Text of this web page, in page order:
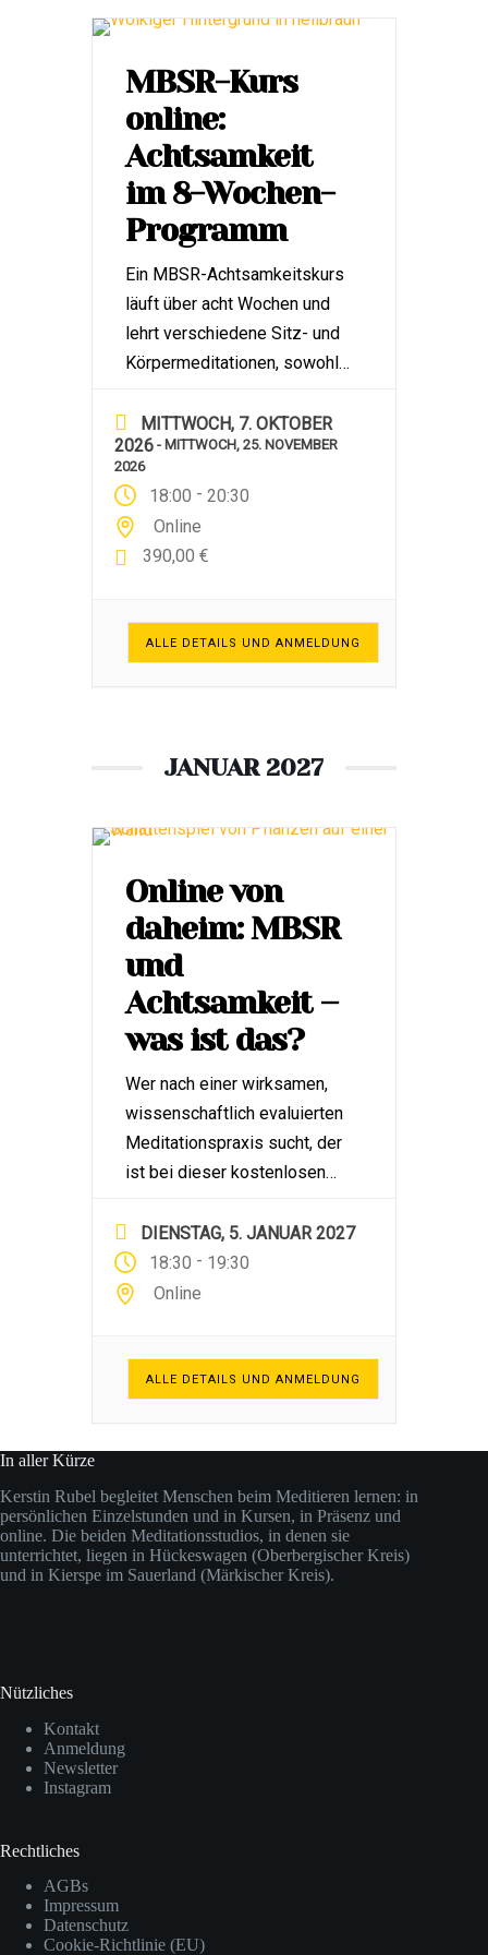
vor und gebe Einblicke […]
MBSR-Kurs
online:
Achtsamkeit
im 8-Wochen-
Programm
Ein MBSR-Achtsamkeitskurs
läuft über acht Wochen und
lehrt verschiedene Sitz- und
Körpermeditationen, sowohl
Form. Die Abkürzung MBSR
steht für Mindfulness-Based
Stress Reduction, was sich
übersetzten lässt mit:
Stressbewältigung durch
Achtsamkeit. Das Programm
Mental Health und unterstützt
insgesamt die geistige und
MITTWOCH, 7. OKTOBER
2026 - MITTWOCH, 25. NOVEMBER
2026
18:00 - 20:30
Online
390,00 €
ALLE DETAILS UND ANMELDUNG
JANUAR 2027
Online von
daheim: MBSR
und
Achtsamkeit –
was ist das?
Wer nach einer wirksamen,
wissenschaftlich evaluierten
Meditationspraxis sucht, der
ist bei dieser kostenlosen
willkommen! Es geht um die
achtwöchigen MBSR-
Achtsamkeitskurse, die mit
MBSR steht für Mindfulness-
Ich stelle in der INFOSTUNDE
das wissenschaftlich
fundierte Gruppenprogramm
vor und gebe Einblicke […]
DIENSTAG, 5. JANUAR 2027
18:30 - 19:30
Online
ALLE DETAILS UND ANMELDUNG
In aller Kürze
Kerstin Rubel begleitet Menschen beim Meditieren lernen: in
persönlichen Einzelstunden und in Kursen, in Präsenz und
online. Die beiden Meditationsstudios, in denen sie
unterrichtet, liegen in Hückeswagen (Oberbergischer Kreis)
und in Kierspe im Sauerland (Märkischer Kreis).
Nützliches
Kontakt
Anmeldung
Newsletter
Instagram
Rechtliches
AGBs
Impressum
Datenschutz
Cookie-Richtlinie (EU)